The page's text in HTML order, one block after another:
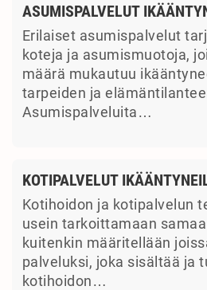
ASUMISPALVELUT
Erilaiset asumispalvelut
koteja ja asumismuotoja,
määrä mukautuu
tarpeiden ja
Asumispalveluita…
KOTIPALVELUT
Kotihoidon ja kotipalvelun
usein tarkoittamaan
kuitenkin määritellään
palveluksi, joka sisältää ja
kotihoidon…